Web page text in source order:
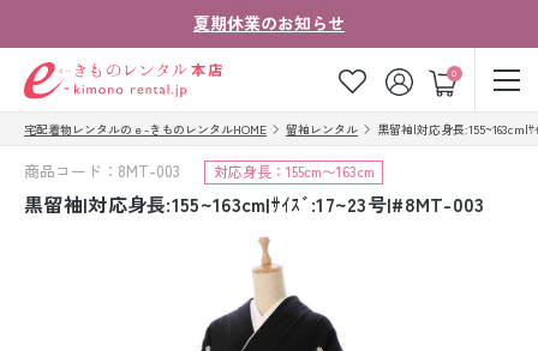
夏期休業のお知らせ
0
ゲスト
お気に入り ログイン カート
ご注文の流れ
お客様の声
宅配着物レンタルのｅ-きものレンタルHOME 留袖レンタル 黒留袖|対応身長:155~163cm|ｻ
商品コード：8MT-003 対応身長：155cm〜163cm
黒留袖|対応身長:155~163cm|ｻｲｽﾞ:17~23号|#8MT-003